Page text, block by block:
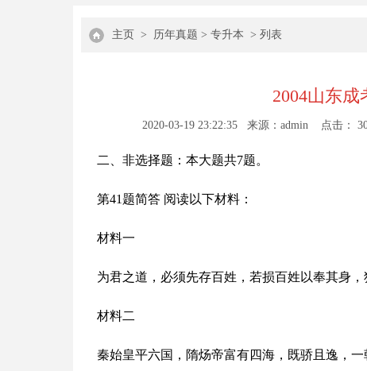
主页 > 历年真题 > 专升本 > 列表
2004山东成
2020-03-19 23:22:35 来源：admin 点击：
二、非选择题：本大题共7题。
第41题简答 阅读以下材料：
材料一
为君之道，必须先存百姓，若损百姓以奉其身，
材料二
秦始皇平六国，隋炀帝富有四海，既骄且逸，